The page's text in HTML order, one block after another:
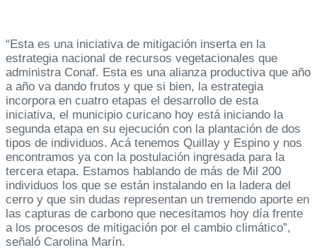
“Esta es una iniciativa de mitigación inserta en la
estrategia nacional de recursos vegetacionales que
administra Conaf. Esta es una alianza productiva que año
a año va dando frutos y que si bien, la estrategia
incorpora en cuatro etapas el desarrollo de esta
iniciativa, el municipio curicano hoy está iniciando la
segunda etapa en su ejecución con la plantación de dos
tipos de individuos. Acá tenemos Quillay y Espino y nos
encontramos ya con la postulación ingresada para la
tercera etapa. Estamos hablando de más de Mil 200
individuos los que se están instalando en la ladera del
cerro y que sin dudas representan un tremendo aporte en
las capturas de carbono que necesitamos hoy día frente
a los procesos de mitigación por el cambio climático”,
señaló Carolina Marín.